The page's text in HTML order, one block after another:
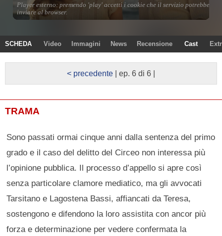
SCHEDA Video Immagini News Recensione Cast
< precedente | ep. 6 di 6 |
TRAMA
Sono passati ormai cinque anni dalla sentenza del primo
grado e il caso del delitto del Circeo non interessa più
l’opinione pubblica. Il processo d’appello si apre così
senza particolare clamore mediatico, ma gli avvocati
Tarsitano e Lagostena Bassi, affiancati da Teresa,
sostengono e difendono la loro assistita con ancor più
forza e determinazione per vedere confermata la